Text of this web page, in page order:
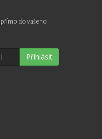
přímo do vašeho
Přihlásit